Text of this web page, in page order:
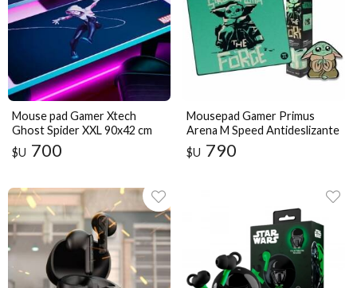
Mouse pad Gamer Xtech
Ghost Spider XXL 90x42 cm
$U 700
Mousepad Gamer Primus
Arena M Speed Antideslizante
Original
$U 790